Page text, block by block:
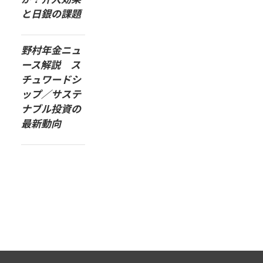
と日銀の課題
野村年金ニュ
ース解説 ス
チュワードシ
ップ／サステ
ナブル投資の
最新動向